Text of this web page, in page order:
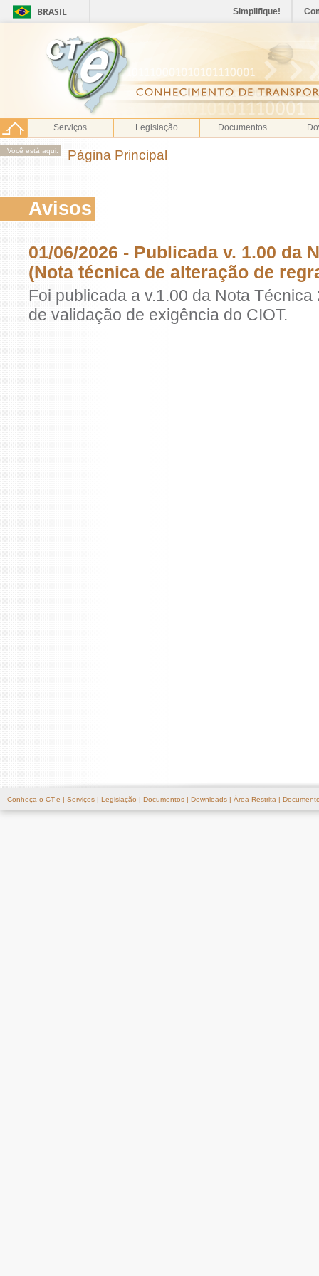
BRASIL Simplifique!
Serviços Legislação Documentos
Você está aqui: Página Principal
Avisos
01/06/2026 - Publicada v. 1.00 da
(Nota técnica de alteração de
Foi publicada a v.1.00 da Nota
de validação de exigência do CIOT.
Conheça o CT-e | Serviços | Legislação | Documentos | Downloads | Área Restrita |